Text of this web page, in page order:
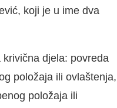
koji je u ime dva
djela: povreda
položaja ili ovlaštenja,
položaja ili